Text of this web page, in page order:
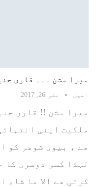
میرا مشن ۔۔۔ قاری
امین مئی 26, 2017
میرا مشن !! قاری
ھے ، بیوی شوھر کو
لہذا کسی دوسری کا
کرتی ھے الا ما شاء